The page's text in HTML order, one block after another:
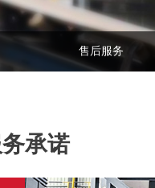
售后服务
承诺